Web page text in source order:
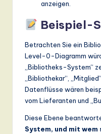
anzeigen.
Beispiel-
Betrachten Sie ein
Level-0-Diagramm
„Bibliotheks-System“
„Bibliothekar“,
Datenflüsse wären
vom Lieferanten und
Diese Ebene
System, und mit wem